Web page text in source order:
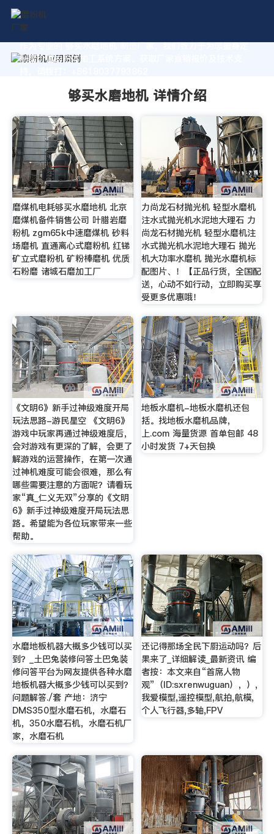
作为专业的 够买水磨地机 制造厂家，我们致力于为您量身定
制高价值的粉体加工系统方案。获取厂家直销报价及技术支
够买水磨地机 详情介绍
磨煤机电耗够买水磨地机 北京
磨煤机备件销售公司 叶腊岩磨
粉机 zgm65k中速磨煤机 砂料
场磨机 直通离心式磨粉机 红锑
矿立式磨粉机 矿粉棒磨机 优质
石粉磨 诸城石磨加工厂
力尚龙石材抛光机 轻型水磨机
注水式抛光机水泥地大理石 力
尚龙石材抛光机 轻型水磨机注
水式抛光机水泥地大理石 抛光
机大功率水磨机 抛光水磨机标
配图片、！【正品行货，全国配
送，心动不如行动，立即购买享
受更多优惠哦！
《文明6》新手过神级难度开局
玩法思路-游民星空 《文明6》
游戏中玩家再通过神级难度后，
会对游戏有更深的了解，会更了
解游戏的运营操作，在第一次通
过神机难度可能会很难，那么有
哪些需要注意的方面呢？请看玩
家“真_仁义无双”分享的《文明
6》新手过神级难度开局玩法思
路。希望能为各位玩家带来一些
帮助。
地板水磨机-地板水磨机还包
括。找地板水磨机品牌，
上.com 海量货源 首单包邮 48
小时发货 7+天包换
水磨地板机器大概多少钱可以买
到？_土巴兔装修问答土巴兔装
修问答平台为网友提供各种水磨
地板机器大概多少钱可以买到？
问题解答./套 产地：济宁
DMS350型水磨石机，水磨石
机，350水磨石机，水磨石机厂
家，水磨石机
还记得那场全民下厨运动吗？后
果来了_详细解读_最新资讯 编
者按：本文来自“首席人物
观”（ID:sxrenwuguan），）,
我爱模型,遥控模型,航拍,航模,
个人飞行器,多轴,FPV